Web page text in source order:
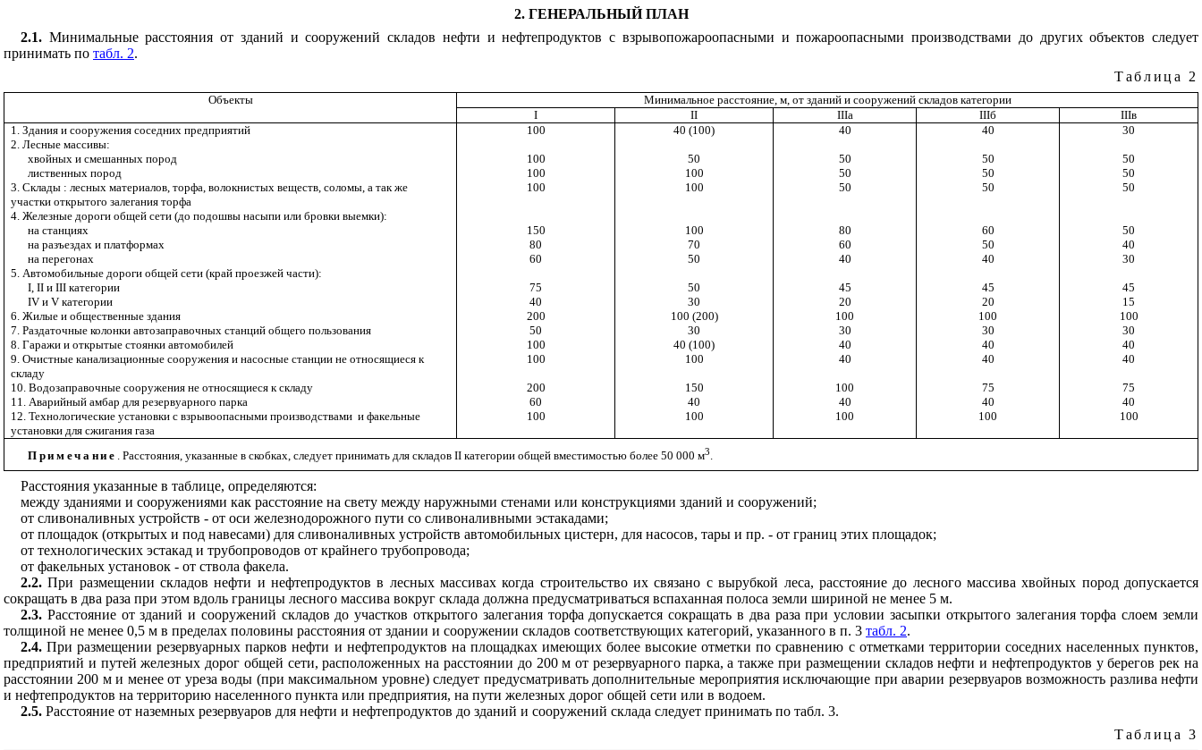
2. ГЕНЕРАЛЬНЫЙ ПЛАН
2.1. Минимальные расстояния от зданий и сооружений складов нефти и нефтепродуктов с взрывопожароопасными и пожароопасными производствами до других объектов следует
принимать по табл. 2.
Таблица 2
Объекты
Минимальное расстояние, м, от зданий и сооружений складов категории
I
II IIIa IIIб IIIв
1. Здания и сооружения соседних предприятий
100 40 (100) 40 40
30
2. Лесные массивы:
хвойных и смешанных пород
100 50 50 50
50
лиственных пород
100 100 50 50
50
3. Склады : лесных материалов, торфа, волокнистых веществ, соломы, а так же
участки открытого залегания торфа
100 100 50 50 50
4. Железные дороги общей сети (до подошвы насыпи или бровки выемки):
на станциях
150 100 80 60
50
на разъездах и платформах
80 70 60 50
40
на перегонах
60 50 40 40
30
5. Автомобильные дороги общей сети (край проезжей части):
I,II иIII категории 75 50 45 45
45
IV иV категории 40 30 20 20
15
6. Жилые и общественные здания
200 100 (200) 100 100
100
7. Раздаточные колонки автозаправочных станций общего пользования
50 30 30 30
30
8. Гаражи и открытые стоянки автомобилей
100 40 (100) 40 40
40
9. Очистные канализационные сооружения и насосные станции не относящиеся к
складу
100 100 40 40 40
10. Водозаправочные сооружения не относящиеся к складу 200 150 100 75
75
11. Аварийный амбар для резервуарного парка
60 40 40 40
40
12. Технологические установки с взрывоопасными производствами и факельные
установки для сжигания газа
100 100 100 100 100
Примечание . Расстояния, указанные в скобках, следует принимать для складов IIкатегории общей вместимостью более 50 000 м3.
Расстояния указанные в таблице, определяются:
между зданиями и сооружениями как расстояние на свету между наружными стенами или конструкциями зданий и сооружений;
от сливоналивных устройств - от оси железнодорожного пути со сливоналивными эстакадами;
от площадок (открытых и под навесами) для сливоналивных устройств автомобильных цистерн, для насосов, тары и пр. - от границ этих площадок;
от технологических эстакад и трубопроводов от крайнего трубопровода;
от факельных установок - от ствола факела.
2.2.При размещении складов нефти и нефтепродуктов в лесных массивах когда строительство их связано с вырубкой леса, расстояние до лесного массива хвойных пород допускается
сокращать в два раза при этом вдоль границы лесного массива вокруг склада должна предусматриваться вспаханная полоса земли шириной не менее 5 м.
2.3.Расстояние от зданий и сооружений складов до участков открытого залегания торфа допускается сокращать в два раза при условии засыпки открытого залегания торфа слоем земли
толщиной не менее 0,5 м в пределах половины расстояния от здании и сооружении складов соответствующих категорий, указанного в п. 3 табл. 2.
2.4.При размещении резервуарных парков нефти и нефтепродуктов на площадках имеющих более высокие отметки по сравнению с отметками территории соседних населенных пунктов,
предприятий и путей железных дорог общей сети, расположенных на расстоянии до 200 м от резервуарного парка, а также при размещении складов нефти и нефтепродуктов у берегов рек на
расстоянии 200 м и менее от уреза воды (при максимальном уровне) следует предусматривать дополнительные мероприятия исключающие при аварии резервуаров возможность разлива нефти
и нефтепродуктов на территорию населенного пункта или предприятия, на пути железных дорог общей сети или в водоем.
2.5.Расстояние от наземных резервуаров для нефти и нефтепродуктов до зданий и сооружений склада следует принимать по табл. 3.
Таблица 3